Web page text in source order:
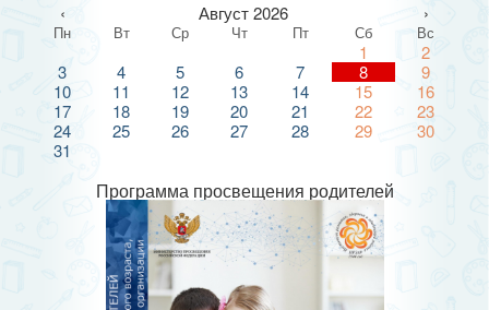
‹ Август 2026 ›
Пн Вт Ср Чт Пт Сб Вс
1
2
3
4 5 6 7 8
9
10
11 12 13 14 15
16
17
18 19 20 21 22
23
24
25 26 27 28 29
30
31
Программа просвещения родителей